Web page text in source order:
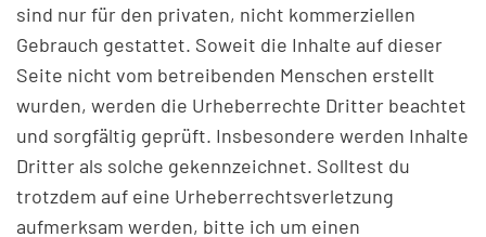
sind nur für den privaten, nicht kommerziellen
Gebrauch gestattet. Soweit die Inhalte auf dieser
Seite nicht vom betreibenden Menschen erstellt
wurden, werden die Urheberrechte Dritter beachtet
und sorgfältig geprüft. Insbesondere werden Inhalte
Dritter als solche gekennzeichnet. Solltest du
trotzdem auf eine Urheberrechtsverletzung
aufmerksam werden, bitte ich um einen